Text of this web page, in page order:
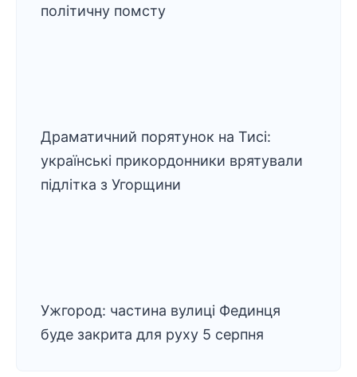
політичну помсту
Драматичний порятунок на Тисі:
українські прикордонники врятували
підлітка з Угорщини
Ужгород: частина вулиці Фединця
буде закрита для руху 5 серпня